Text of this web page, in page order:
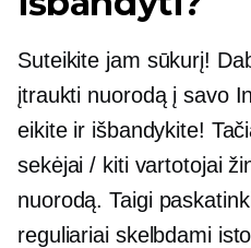
Suteikite jam sūkurį!
įtraukti nuorodą į savo
eikite ir išbandykite!
sekėjai / kiti vartotojai
nuorodą. Taigi
reguliariai skelbdami